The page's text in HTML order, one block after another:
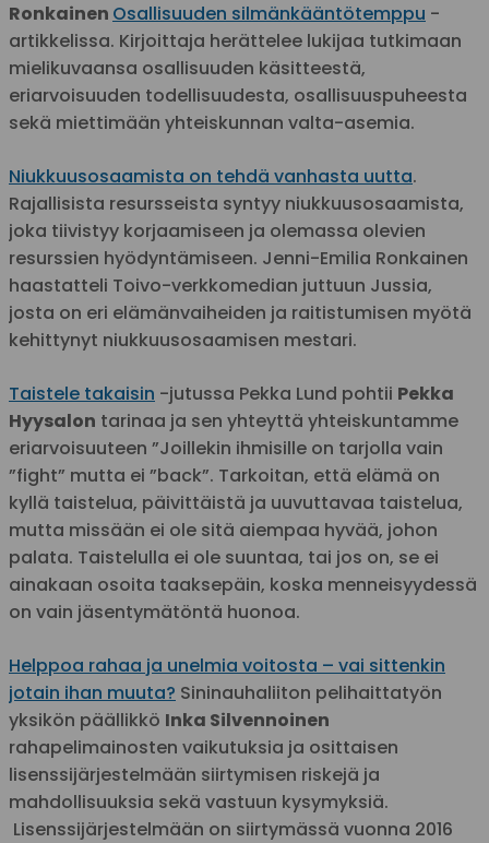
Ronkainen Osallisuuden silmänkääntötemppu -
artikkelissa. Kirjoittaja herättelee lukijaa tutkimaan
mielikuvaansa osallisuuden käsitteestä,
eriarvoisuuden todellisuudesta, osallisuuspuheesta
sekä miettimään yhteiskunnan valta-asemia.
Niukkuusosaamista on tehdä vanhasta uutta.
Rajallisista resursseista syntyy niukkuusosaamista,
joka tiivistyy korjaamiseen ja olemassa olevien
resurssien hyödyntämiseen. Jenni-Emilia Ronkainen
haastatteli Toivo-verkkomedian juttuun Jussia,
josta on eri elämänvaiheiden ja raitistumisen myötä
kehittynyt niukkuusosaamisen mestari.
Taistele takaisin -jutussa Pekka Lund pohtii Pekka
Hyysalon tarinaa ja sen yhteyttä yhteiskuntamme
eriarvoisuuteen ”Joillekin ihmisille on tarjolla vain
”fight” mutta ei ”back”. Tarkoitan, että elämä on
kyllä taistelua, päivittäistä ja uuvuttavaa taistelua,
mutta missään ei ole sitä aiempaa hyvää, johon
palata. Taistelulla ei ole suuntaa, tai jos on, se ei
ainakaan osoita taaksepäin, koska menneisyydessä
on vain jäsentymätöntä huonoa.
Helppoa rahaa ja unelmia voitosta – vai sittenkin
jotain ihan muuta? Sininauhaliiton pelihaittatyön
yksikön päällikkö Inka Silvennoinen
rahapelimainosten vaikutuksia ja osittaisen
lisenssijärjestelmään siirtymisen riskejä ja
mahdollisuuksia sekä vastuun kysymyksiä.
Lisenssijärjestelmään on siirtymässä vuonna 2016